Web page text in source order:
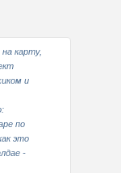
карту,
и
по
это
-